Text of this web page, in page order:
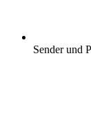
Sender und